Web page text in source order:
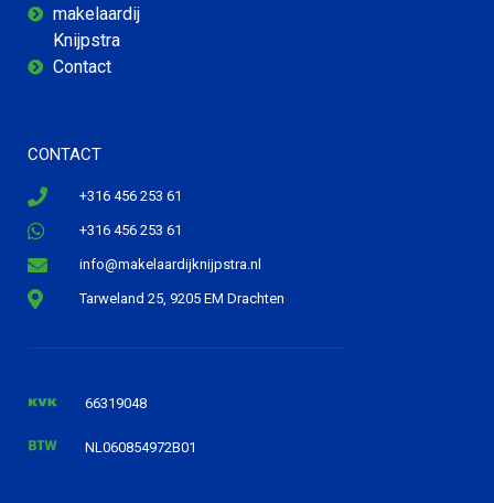
makelaardij
Knijpstra
Contact
CONTACT
+316 456 253 61
+316 456 253 61
info@makelaardijknijpstra.nl
Tarweland 25, 9205 EM Drachten
66319048
NL060854972B01